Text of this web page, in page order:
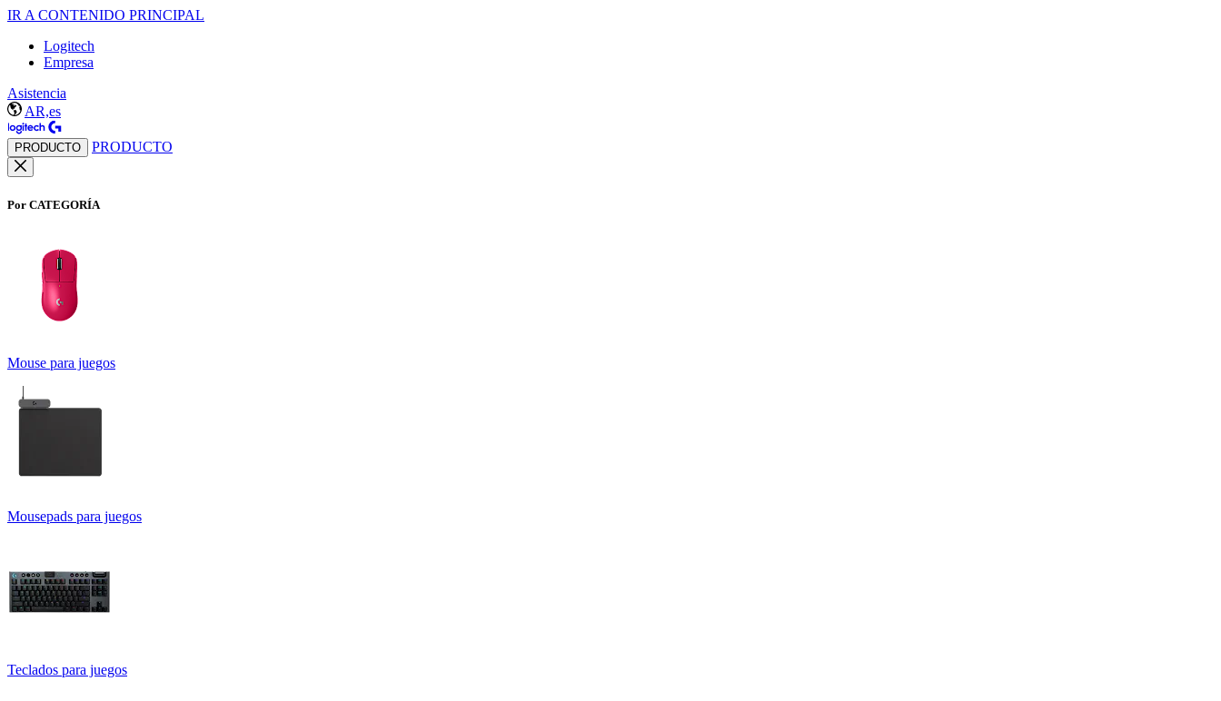
IR A CONTENIDO PRINCIPAL
Logitech
Empresa
Asistencia
AR,es
PRODUCTO PRODUCTO
Por CATEGORÍA
Mouse para juegos
Mousepads para juegos
Teclados para juegos